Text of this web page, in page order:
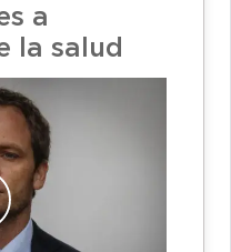
a
la salud